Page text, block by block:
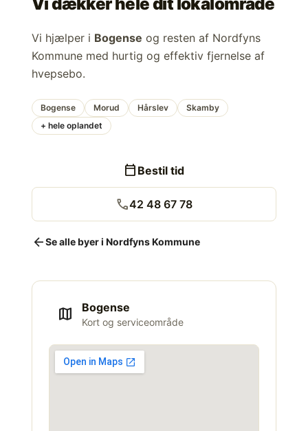
Vi hjælper i Bogense og resten af Nordfyns
Kommune med hurtig og effektiv fjernelse af
hvepsebo.
Bogense Morud Hårslev
Skamby
+ hele oplandet
calendar_today Bestil tid
call42 48 67 78
arrow_backSe alle byer i Nordfyns Kommune
map Bogense
Kort og serviceområde